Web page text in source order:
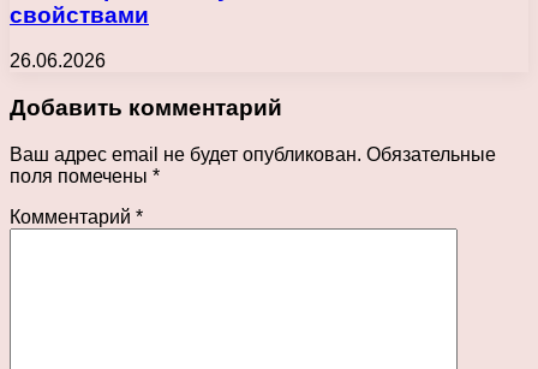
свойствами
26.06.2026
Добавить комментарий
Ваш адрес email не будет опубликован. Обязательные
поля помечены *
Комментарий *